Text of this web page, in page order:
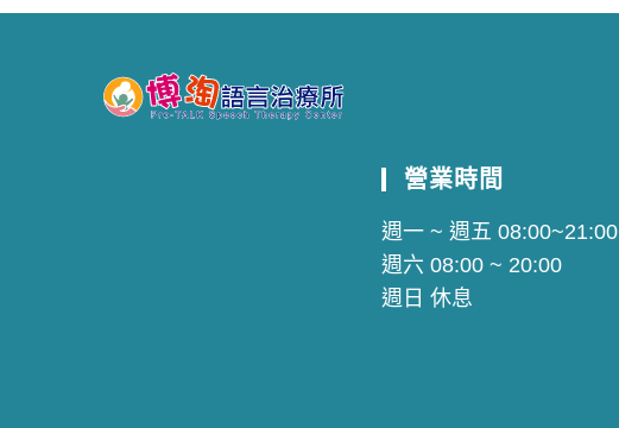
營業時間
週一 ~ 週五 08:00~21:00
週六 08:00 ~ 20:00
週日 休息